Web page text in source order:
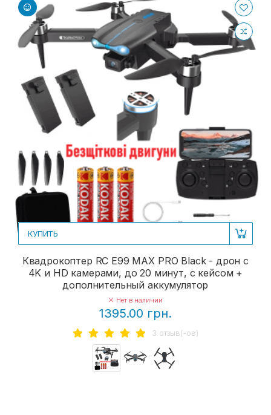
КУПИТЬ
Квадрокоптер RC E99 MAX PRO Black - дрон с
4K и HD камерами, до 20 минут, с кейсом +
дополнительный аккумулятор
Нет в наличии
1395.00 грн.
3 отзыв(-ов)